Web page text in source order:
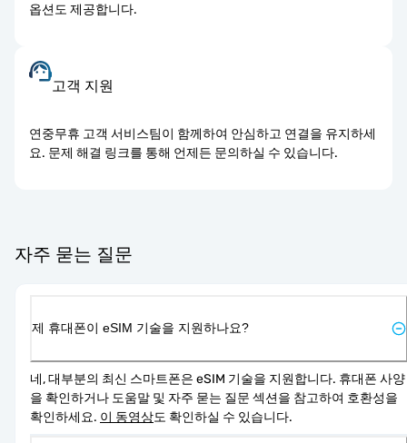
옵션도 제공합니다.
고객 지원
연중무휴 고객 서비스팀이 함께하여 안심하고 연결을 유지하세
요. 문제 해결 링크를 통해 언제든 문의하실 수 있습니다.
자주 묻는 질문
제 휴대폰이 eSIM 기술을 지원하나요?
네, 대부분의 최신 스마트폰은 eSIM 기술을 지원합니다. 휴대폰 사양
을 확인하거나 도움말 및 자주 묻는 질문 섹션을 참고하여 호환성을
확인하세요. 이 동영상도 확인하실 수 있습니다.